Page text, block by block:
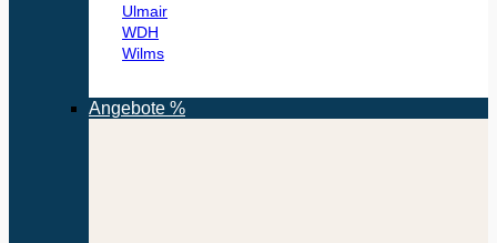
Ulmair
WDH
Wilms
Angebote %